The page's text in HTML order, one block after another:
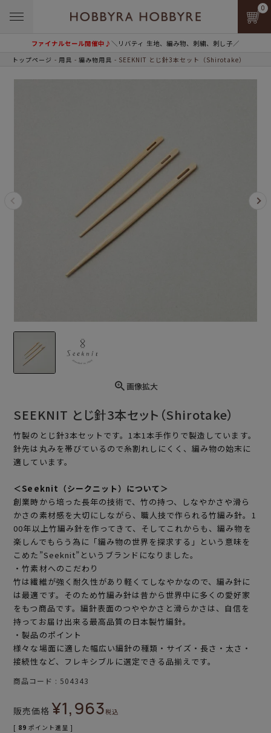
ファイナルセール開催中♪＼リバティ 生地、編み物、刺繍、刺し子／
0
トップページ 用具 編み物用具 SEEKNIT とじ針3本セット（Shirotake）
画像拡大
SEEKNIT とじ針3本セット（Shirotake）
竹製のとじ針3本セットです。1本1本手作りで製造しています。
針先は丸みを帯びているので糸割れしにくく、編み物の始末に
適しています。
＜Seeknit（シークニット）について＞
創業時から培った長年の技術で、竹の持つ、しなやかさや滑ら
かさの素材感を大切にしながら、職人技で作られる竹編み針。1
00年以上竹編み針を作ってきて、そしてこれからも、編み物を
楽しんでもらう為に「編み物の世界を探求する」という意味を
こめた”Seeknit”というブランドになりました。
・竹素材へのこだわり
竹は繊維が強く耐久性があり軽くてしなやかなので、編み針に
は最適です。そのため竹編み針は昔から世界中に多くの愛好家
をもつ商品です。編針表面のつややかさと滑らかさは、自信を
持ってお届け出来る最高品質の日本製竹編針。
・製品のポイント
様々な場面に適した幅広い編針の種類・サイズ・長さ・太さ・
接続性など、フレキシブルに選定できる品揃えです。
商品コード 504343
販売価格 ¥1,963税込
[ 89 ポイント進呈 ]